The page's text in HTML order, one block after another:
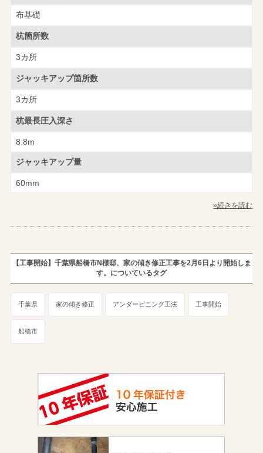
布基礎
杭箇所数
3カ所
ジャッキアップ箇所数
3カ所
杭最長圧入深さ
8.8m
ジャッキアップ量
60mm
»続きを読む
【工事開始】千葉県船橋市N様邸、家の傾き修正工事を2月6日より開始しま
す。についているタグ
千葉県 家の傾き修正 アンダーピニング工法 工事開始
船橋市